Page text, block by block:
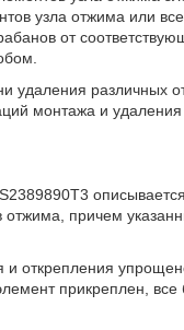
узла отжима или
от
удаления различных
монтажа и
отжима, причем
открепления
прикреплен,